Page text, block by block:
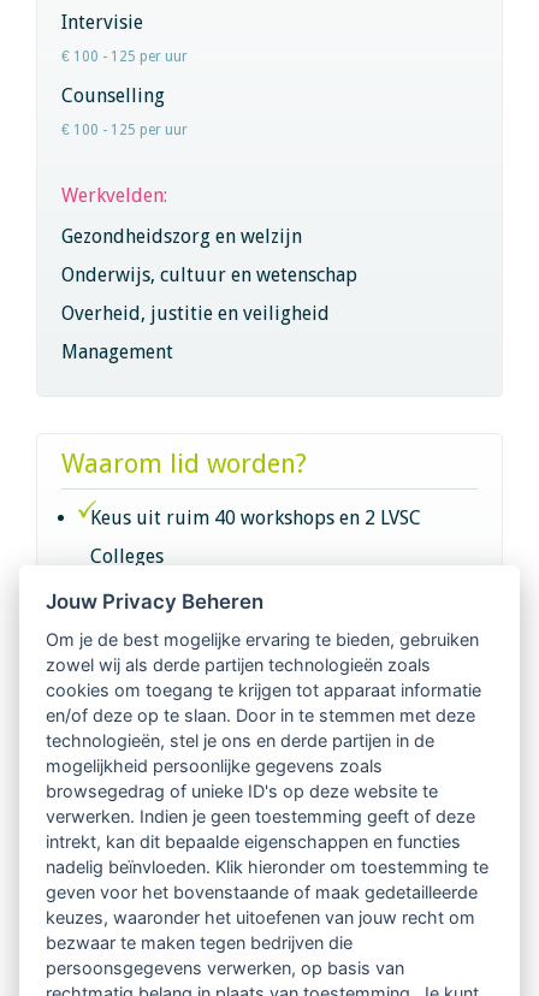
Intervisie
€ 100 - 125 per uur
Counselling
€ 100 - 125 per uur
Werkvelden:
Gezondheidszorg en welzijn
Onderwijs, cultuur en wetenschap
Overheid, justitie en veiligheid
Management
Waarom lid worden?
Keus uit ruim 40 workshops en 2 LVSC
Colleges
Intervisie met geregistreerde vakgenoten
Netwerk van 2100 professionals in 14
regio's
Vindbaar voor opdrachtgevers
Tijdschrift voor
Begeleidingskunde & kennisbank
Beroepsregistratie (LVSC keurmerk)
Lid worden van LVSC
Jouw Privacy Beheren
Om je de best mogelijke ervaring te bieden, gebruiken
zowel wij als derde partijen technologieën zoals
cookies om toegang te krijgen tot apparaat informatie
en/of deze op te slaan. Door in te stemmen met deze
technologieën, stel je ons en derde partijen in de
mogelijkheid persoonlijke gegevens zoals
browsegedrag of unieke ID's op deze website te
verwerken. Indien je geen toestemming geeft of deze
intrekt, kan dit bepaalde eigenschappen en functies
nadelig beïnvloeden. Klik hieronder om toestemming te
geven voor het bovenstaande of maak gedetailleerde
keuzes, waaronder het uitoefenen van jouw recht om
bezwaar te maken tegen bedrijven die
persoonsgegevens verwerken, op basis van